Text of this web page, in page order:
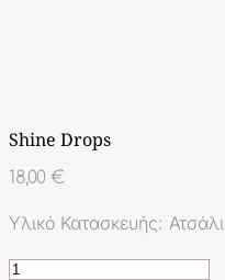
Shine Drops
18,00 €
Υλικό Κατασκευής: Ατσάλι
Shine